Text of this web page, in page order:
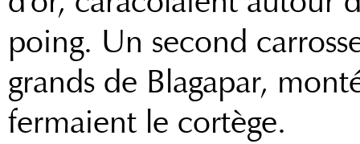
poing. Un second
grands de Blagapar,
fermaient le cortège.